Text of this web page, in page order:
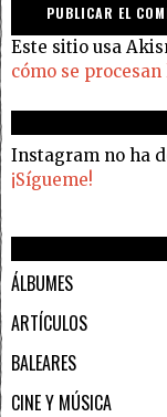
Este sitio usa
cómo se
Instagram no ha
¡Sígueme!
ÁLBUMES
ARTÍCULOS
BALEARES
CINE Y MÚSICA